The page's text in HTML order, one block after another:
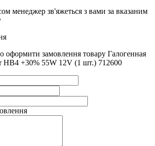
менеджер зв'яжеться з вами за вказаним
оформити замовлення товару Галогенная
HB4 +30% 55W 12V (1 шт.) 712600